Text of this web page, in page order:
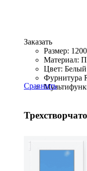
Заказать
Размер:
Материал:
Цвет: Белый
Фурнитура
Сравнить